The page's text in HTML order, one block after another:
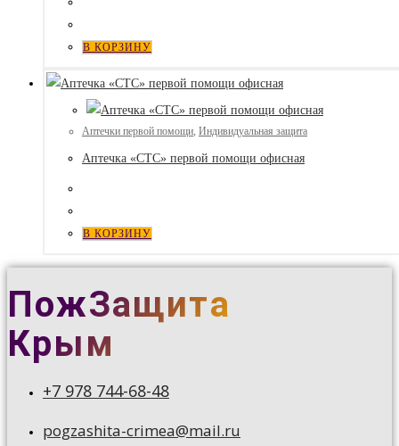
В КОРЗИНУ
Аптечки первой помощи, Индивидуальная защита
Аптечка «СТС» первой помощи офисная
В КОРЗИНУ
ПожЗащита
Крым
+7 978 744-68-48
pogzashita-crimea@mail.ru